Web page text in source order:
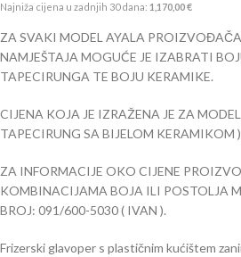
Najniža cijena u zadnjih 30 dana: 1,170,00€
ZA SVAKI MODEL AYALA
NAMJEŠTAJA MOGUĆE JE IZABRATI
TAPECIRUNGA TE BOJU KERAMIKE.
CIJENA KOJA JE IZRAŽENA JE ZA
TAPECIRUNG SA BIJELOM KERAMIKOM
ZA INFORMACIJE OKO CIJENE
KOMBINACIJAMA BOJA ILI POSTOLJA
BROJ: 091/600-5030 ( IVAN ).
Frizerski glavoper s plastičnim kućištem